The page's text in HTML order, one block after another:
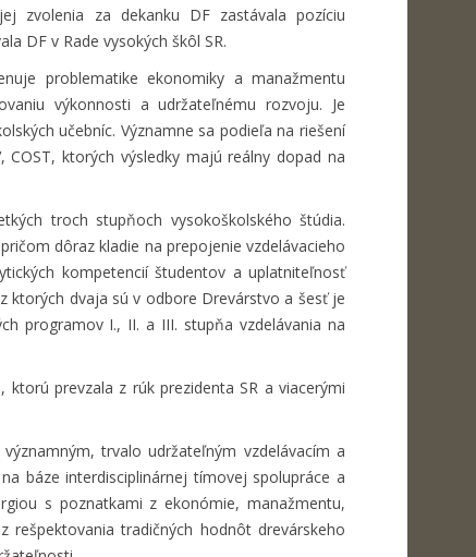
zvolenia za dekanku DF zastávala pozíciu
DF v Rade vysokých škôl SR.
problematike ekonomiky a manažmentu
výkonnosti a udržateľnému rozvoju. Je
učebníc. Významne sa podieľa na riešení
COST, ktorých výsledky majú reálny dopad na
troch stupňoch vysokoškolského štúdia.
dôraz kladie na prepojenie vzdelávacieho
kompetencií študentov a uplatniteľnosť
ktorých dvaja sú v odbore Drevárstvo a šesť je
programov I., II. a III. stupňa vzdelávania na
prevzala z rúk prezidenta SR a viacerými
trvalo udržateľným vzdelávacím a
báze interdisciplinárnej tímovej spolupráce a
s poznatkami z ekonómie, manažmentu,
rešpektovania tradičných hodnôt drevárskeho